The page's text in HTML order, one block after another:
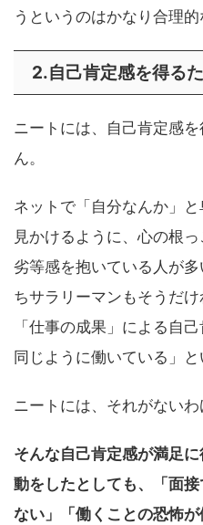
うというのはかなり合理的
2.自己肯定感を得る
ニートには、自己肯定感
ん。
ネットで「自分なんか」
見かけるように、心の根
劣等感を抱いている人が
ちサラリーマンもそうだ
「仕事の成果」による自
同じように働いている」と
ニートには、それがないわ
そんな自己肯定感が満足
動をしたとしても、「面
ない」「働くことの恐怖が